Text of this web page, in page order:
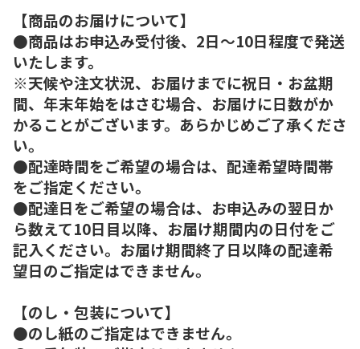
【商品のお届けについて】
●商品はお申込み受付後、2日～10日程度で発送
いたします。
※天候や注文状況、お届けまでに祝日・お盆期
間、年末年始をはさむ場合、お届けに日数がか
かることがございます。あらかじめご了承くださ
い。
●配達時間をご希望の場合は、配達希望時間帯
をご指定ください。
●配達日をご希望の場合は、お申込みの翌日か
ら数えて10日目以降、お届け期間内の日付をご
記入ください。お届け期間終了日以降の配達希
望日のご指定はできません。
【のし・包装について】
●のし紙のご指定はできません。